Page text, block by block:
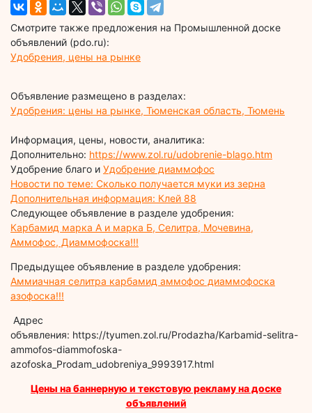
Смотрите также предложения на Промышленной доске
объявлений (pdo.ru):
Удобрения, цены на рынке
Объявление размещено в разделах:
Удобрения: цены на рынке, Тюменская область, Тюмень
Информация, цены, новости, аналитика:
Дополнительно: https://www.zol.ru/udobrenie-blago.htm
Удобрение благо и Удобрение диаммофос
Новости по теме: Сколько получается муки из зерна
Дополнительная информация: Клей 88
Следующее объявление в разделе удобрения:
Карбамид марка А и марка Б, Селитра, Мочевина,
Аммофос, Диаммофоска!!!
Предыдущее объявление в разделе удобрения:
Аммиачная селитра карбамид аммофос диаммофоска
азофоска!!!
Адрес
объявления: https://tyumen.zol.ru/Prodazha/Karbamid-selitra-
ammofos-diammofoska-
azofoska_Prodam_udobreniya_9993917.html
Цены на баннерную и текстовую рекламу на доске
объявлений